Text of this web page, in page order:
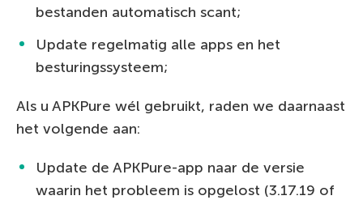
bestanden automatisch scant;
Update regelmatig alle apps en het
besturingssysteem;
Als u APKPure wél gebruikt, raden we daarnaast
het volgende aan:
Update de APKPure-app naar de versie
waarin het probleem is opgelost (3.17.19 of